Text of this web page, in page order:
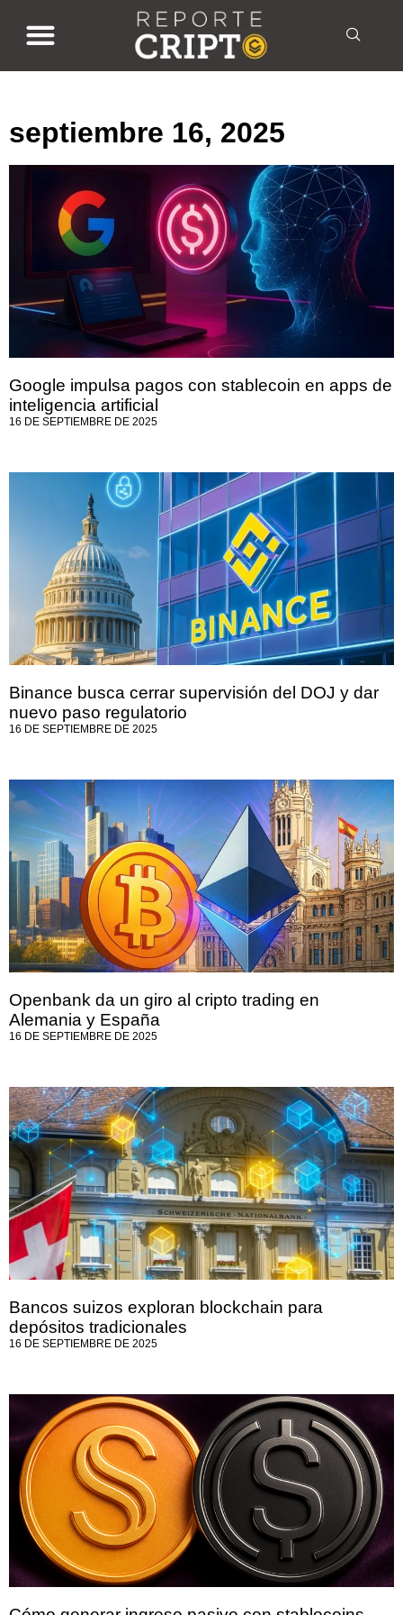
septiembre 16, 2025
Google impulsa pagos con stablecoin en apps de
inteligencia artificial
16 DE SEPTIEMBRE DE 2025
Binance busca cerrar supervisión del DOJ y dar
nuevo paso regulatorio
16 DE SEPTIEMBRE DE 2025
Openbank da un giro al cripto trading en
Alemania y España
16 DE SEPTIEMBRE DE 2025
Bancos suizos exploran blockchain para
depósitos tradicionales
16 DE SEPTIEMBRE DE 2025